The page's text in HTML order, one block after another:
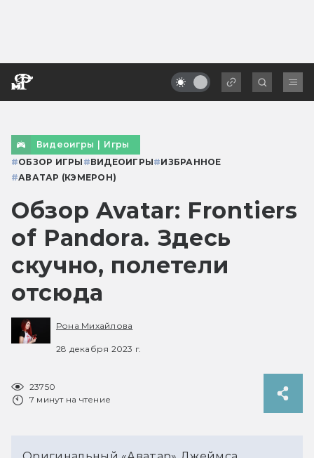
Видеоигры | Игры
#ОБЗОР ИГРЫ #ВИДЕОИГРЫ#ИЗБРАННОЕ
#АВАТАР (КЭМЕРОН)
Обзор Avatar: Frontiers
of Pandora. Здесь
скучно, полетели
отсюда
Рона Михайлова
28 декабря 2023 г.
23750
7 минут на чтение